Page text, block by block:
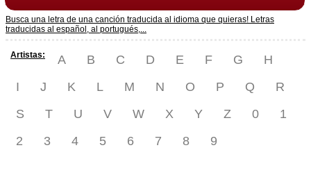
Busca una letra de una canción traducida al idioma que quieras! Letras
traducidas al español, al portugués,...
Artistas: A B C D E F G
H
I
J K L M N O P Q
R
S
T U V W X Y Z 0
1
2
3 4 5 6 7 8 9